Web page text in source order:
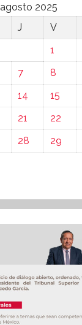
agosto 2025
J V
1
7 8
14 15
21 22
28 29